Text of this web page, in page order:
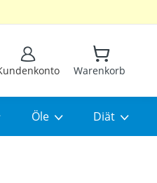
Warenkorb
Öle Diät